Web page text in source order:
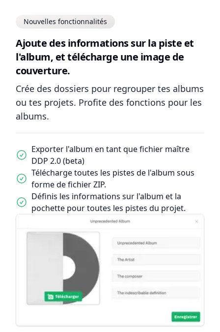
Nouvelles fonctionnalités
Ajoute des informations sur la piste et
l'album, et télécharge une image de
couverture.
Crée des dossiers pour regrouper tes albums
ou tes projets. Profite des fonctions pour les
albums.
Exporter l'album en tant que fichier maître
DDP 2.0 (beta)
Télécharge toutes les pistes de l'album sous
forme de fichier ZIP.
Définis les informations sur l'album et la
pochette pour toutes les pistes du projet.